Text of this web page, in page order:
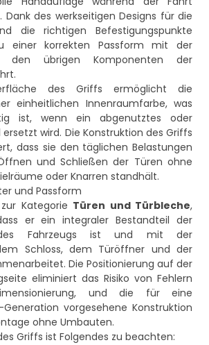
des werkseitigen Designs für die
die richtigen Befestigungspunkte
einer korrekten Passform mit der
den übrigen Komponenten der
des Griffs ermöglicht die
einheitlichen Innenraumfarbe, was
ist, wenn ein abgenutztes oder
wird. Die Konstruktion des Griffs
dass sie den täglichen Belastungen
und Schließen der Türen ohne
oder Knarren standhält.
und Passform
Kategorie Türen und Türbleche,
er ein integraler Bestandteil der
des Fahrzeugs ist und mit der
Schloss, dem Türöffner und der
Die Positionierung auf der
eliminiert das Risiko von Fehlern
und die für eine
vorgesehene Konstruktion
ohne Umbauten.
Griffs ist Folgendes zu beachten: